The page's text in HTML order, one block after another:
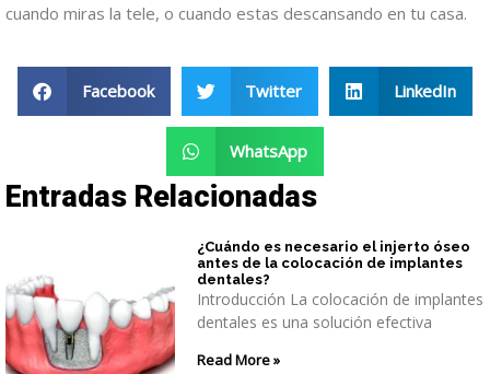
cuando miras la tele, o cuando estas descansando en tu casa.
Facebook Twitter LinkedIn
WhatsApp
Entradas Relacionadas
¿Cuándo es necesario el injerto óseo
antes de la colocación de implantes
dentales?
Introducción La colocación de implantes
dentales es una solución efectiva
Read More »